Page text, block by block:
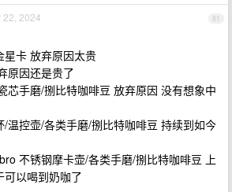
81
22, 2024
星卡 放弃原因太贵
原因还是贵了
芯手磨/捌比特咖啡豆 放弃原因 没有想象中
/温控壶/各类手磨/捌比特咖啡豆 持续到如今
不锈钢摩卡壶/各类手磨/捌比特咖啡豆 上
以喝到奶咖了